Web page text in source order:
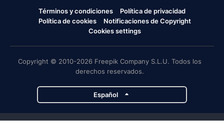
Términos y condiciones
Política de privacidad
Política de cookies
Notificaciones de Copyright
Cookies settings
Copyright © 2010-2026 Freepik Company S.L.U. Todos los
derechos reservados.
Español